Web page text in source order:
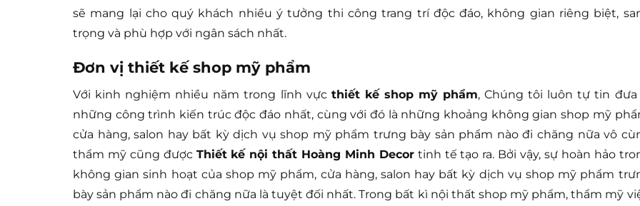
sẽ mang lại cho quý khách nhiều ý tưởng thi công trang trí độc đáo, không gian riêng biệt,
trọng và phù hợp với ngân sách nhất.
Đơn vị thiết kế shop mỹ phẩm
Với kinh nghiệm nhiều năm trong lĩnh vực thiết kế shop mỹ phẩm, Chúng tôi luôn tự tin đưa
những công trình kiến trúc độc đáo nhất, cùng với đó là những khoảng không gian shop mỹ
cửa hàng, salon hay bất kỳ dịch vụ shop mỹ phẩm trưng bày sản phẩm nào đi chăng nữa vô
thẩm mỹ cũng được Thiết kế nội thất Hoàng Minh Decortinh tế tạo ra. Bởi vậy, sự hoàn hảo
không gian sinh hoạt của shop mỹ phẩm, cửa hàng, salon hay bất kỳ dịch vụ shop mỹ phẩm
bày sản phẩm nào đi chăng nữa là tuyệt đối nhất. Trong bất kì nội thất shop mỹ phẩm, thẩm mỹ